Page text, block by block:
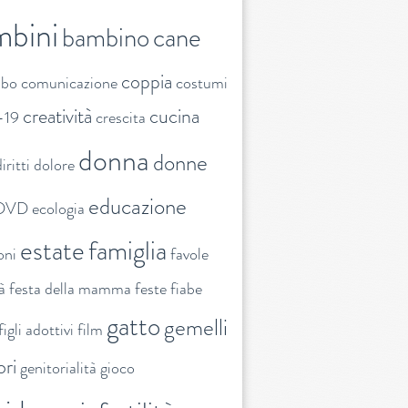
bambinocane
comunicazionecoppia costumi
creatività crescita cucina
doloredonnadonne
ecologia educazione
estatefamiglia favole
festa della mamma festefiabe
adottivi film gattogemelli
genitorialità gioco